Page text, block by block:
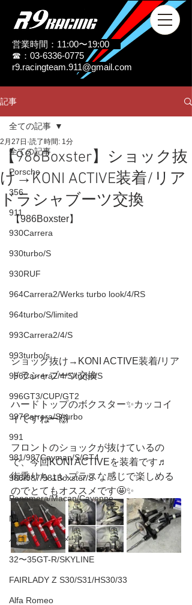
営業時間：11:00〜19:00
☎：03-6336-0775
r9.racingteam.911@gmail.com
記事
全ての記事
Porsche
356
911
930Carrera
930turbo/S
930RUF
964Carrera2/Werks turbo look/4/RS
964turbo/S/limited
993Carrera2/4/S
993turbo/s
996Carrera2/4/S/turbo/S
996GT3/CUP/GT2
997Carrera/S/turbo
991
981/987Cayman/S/GT4
986/987/981Boxster/S
Panamera/Macan/Cayenne
NISSAN
ハコスカ/ケンメリ
32〜35GT-R/SKYLINE
FAIRLADY Z S30/S31/HS30/33
Alfa Romeo
全ての記事
【986Boxster】ショック抜
け→KONI ACTIVE装着/リア
ドラシャブーツ交換
2月27日 読了時間: 1分
【986Boxster】
ショック抜け→KONI ACTIVE装着/リア
ドラシャブーツ交換
ハードトップのボクスター✨カッコイ
イですねー🙌
フロントのショックが抜けているの
で、今回KONI ACTIVEを装着です♬
街乗りちょいプラスな感じで楽しめる
のでとてもオススメです🤩✨